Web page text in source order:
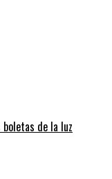
de la luz